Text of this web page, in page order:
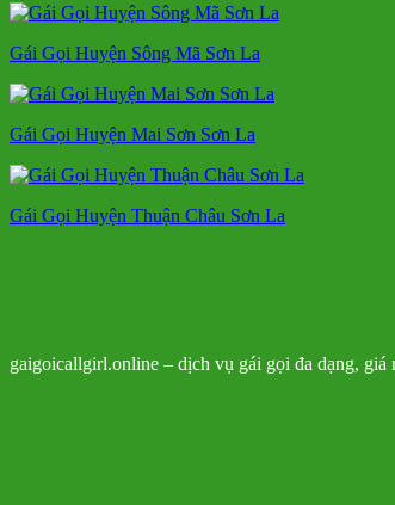
Gái Gọi Huyện Sông Mã Sơn La
Gái Gọi Huyện Mai Sơn Sơn La
Gái Gọi Huyện Thuận Châu Sơn La
gaigoicallgirl.online – dịch vụ gái gọi đa dạng, giá